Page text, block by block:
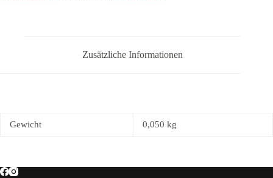
Zusätzliche Informationen
Gewicht 0,050 kg